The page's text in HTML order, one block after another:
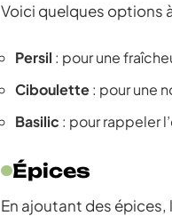
Voici quelques options
Persil : pour une
Ciboulette: pour une
Basilic : pour rappeler
Épices
En ajoutant des